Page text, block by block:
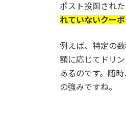
ポスト投函され
れていないクー
例えば、特定の
額に応じてドリ
あるのです。随
の強みですね。